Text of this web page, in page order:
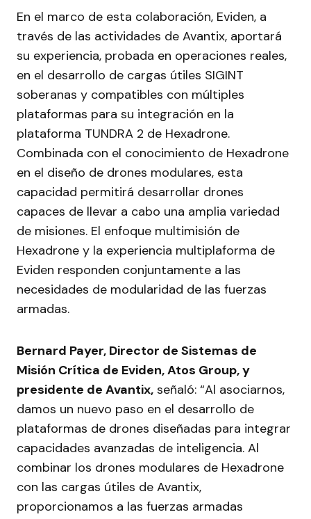
En el marco de esta colaboración, Eviden, a
través de las actividades de Avantix, aportará
su experiencia, probada en operaciones reales,
en el desarrollo de cargas útiles SIGINT
soberanas y compatibles con múltiples
plataformas para su integración en la
plataforma TUNDRA 2 de Hexadrone.
Combinada con el conocimiento de Hexadrone
en el diseño de drones modulares, esta
capacidad permitirá desarrollar drones
capaces de llevar a cabo una amplia variedad
de misiones. El enfoque multimisión de
Hexadrone y la experiencia multiplaforma de
Eviden responden conjuntamente a las
necesidades de modularidad de las fuerzas
armadas.
Bernard Payer, Director de Sistemas de
Misión Crítica de Eviden, Atos Group, y
presidente de Avantix, señaló: “Al asociarnos,
damos un nuevo paso en el desarrollo de
plataformas de drones diseñadas para integrar
capacidades avanzadas de inteligencia. Al
combinar los drones modulares de Hexadrone
con las cargas útiles de Avantix,
proporcionamos a las fuerzas armadas